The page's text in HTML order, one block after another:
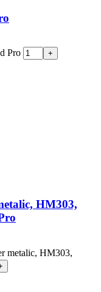
Pro
HM303,
metalic, HM303,